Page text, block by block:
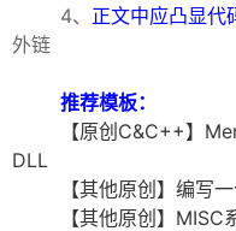
破
4、 正文中应凸显代
外链
推荐模板：
【原创C&C++】
DLL
【其他原创】编写
【其他原创】